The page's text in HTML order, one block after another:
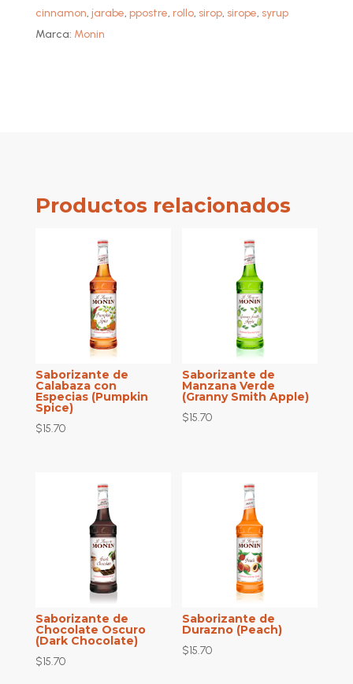
cinnamon, jarabe, ppostre, rollo, sirop, sirope, syrup
Marca: Monin
Productos relacionados
Saborizante de
Calabaza con
Especias (Pumpkin
Spice)
$15.70
Saborizante de
Manzana Verde
(Granny Smith Apple)
$15.70
Saborizante de
Chocolate Oscuro
(Dark Chocolate)
$15.70
Saborizante de
Durazno (Peach)
$15.70